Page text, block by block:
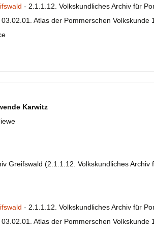
- 2.1.1.12. Volkskundliches Archiv für
Atlas der Pommerschen
Karwitz
Greifswald (2.1.1.12. Volkskundliches
- 2.1.1.12. Volkskundliches Archiv für
Atlas der Pommerschen